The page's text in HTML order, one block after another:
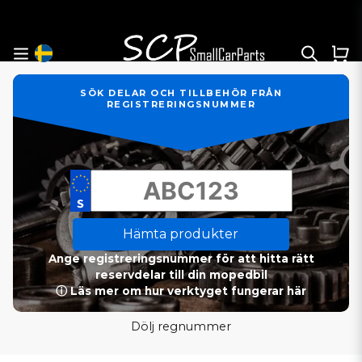
SÖK DELAR OCH TILLBEHÖR FRÅN
REGISTRERINGSNUMMER
Hämta produkter
Ange registreringsnummer för att hitta rätt
reservdelar till din mopedbil
ⓘ Läs mer om hur verktyget fungerar här
Dölj regnummer